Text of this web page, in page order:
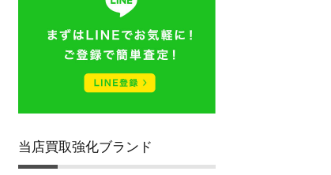
当店買取強化ブランド